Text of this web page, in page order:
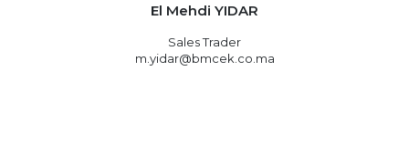
El Mehdi YIDAR
Sales Trader
m.yidar@bmcek.co.ma